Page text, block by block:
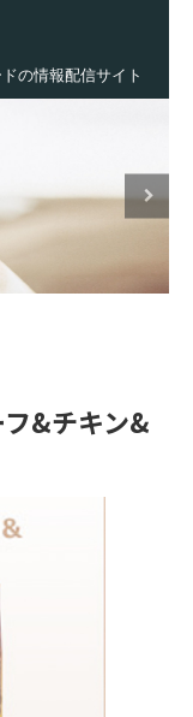
の情報配信サイト
&チキン&